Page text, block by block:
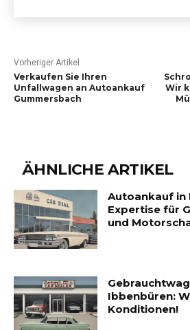
Vorheriger Artikel
Verkaufen Sie Ihren
Unfallwagen an Autoankauf
Gummersbach
Wir
ÄHNLICHE ARTIKEL
Autoankauf in
Expertise für
und
Ibbenbüren:
Konditionen!